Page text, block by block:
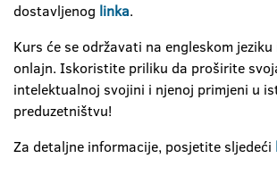
dostavljenog linka.
Kurs će se održavati na engleskom
onlajn. Iskoristite priliku da proširite
intelektualnoj svojini i njenoj primjeni u
preduzetništvu!
Za detaljne informacije, posjetite sljedeći